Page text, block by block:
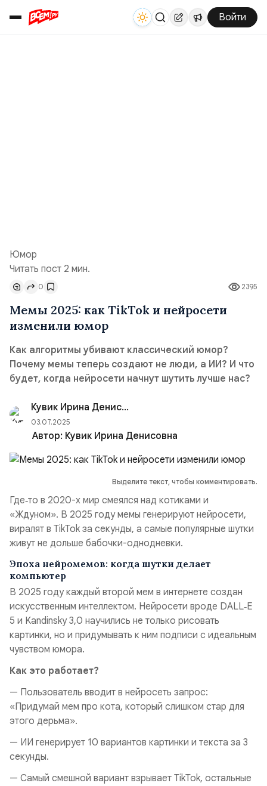
Войти
Юмор
Читать пост 2 мин.
2395
0
Мемы 2025: как TikTok и нейросети
изменили юмор
Как алгоритмы убивают классический юмор?
Почему мемы теперь создают не люди, а ИИ? И что
будет, когда нейросети начнут шутить лучше нас?
Кувик Ирина Денисовна
03.07.2025
Автор: Кувик Ирина Денисовна
Выделите текст, чтобы комментировать.
Где‑то в 2020-х мир смеялся над котиками и
«Ждуном». В 2025 году мемы генерируют нейросети,
виралят в TikTok за секунды, а самые популярные шутки
живут не дольше бабочки-однодневки.
Эпоха нейромемов: когда шутки делает
компьютер
В 2025 году каждый второй мем в интернете создан
искусственным интеллектом. Нейросети вроде DALL‑E
5 и Kandinsky 3,0 научились не только рисовать
картинки, но и придумывать к ним подписи с идеальным
чувством юмора.
Как это работает?
— Пользователь вводит в нейросеть запрос:
«Придумай мем про кота, который слишком стар для
этого дерьма».
— ИИ генерирует 10 вариантов картинки и текста за 3
секунды.
— Самый смешной вариант взрывает TikTok, остальные